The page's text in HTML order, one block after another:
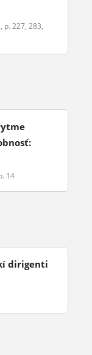
p. 227, 283,
14
dirigenti